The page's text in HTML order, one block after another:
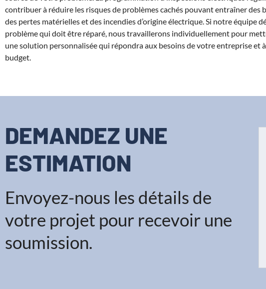
contribuer à réduire les risques de problèmes cachés pouvant entraîner des
des pertes matérielles et des incendies d’origine électrique. Si notre équipe
problème qui doit être réparé, nous travaillerons individuellement pour
une solution personnalisée qui répondra aux besoins de votre entreprise et
budget.
DEMANDEZ UNE
ESTIMATION​
Envoyez-nous les détails de
votre projet pour recevoir une
soumission.